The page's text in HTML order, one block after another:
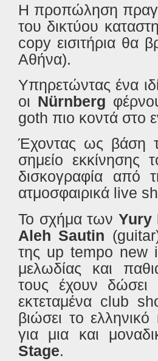
Η προπώληση
του δικτύου
copy εισιτήρια θα
Αθήνα).
Υπηρετώντας ένα
οι Nürnberg
goth πιο κοντά στο
Έχοντας ως βάση
σημείο εκκίνησης
δισκογραφία από
ατμοσφαιρικά live
Το σχήμα των Yury
Aleh Sautin (guitar
της up tempo new
μελωδίας και
τους έχουν
εκτεταμένα club
βιώσει το ελληνικό
για μια και
Stage.